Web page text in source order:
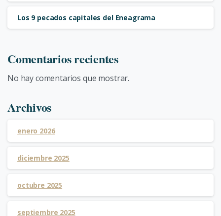
Los 9 pecados capitales del Eneagrama
Comentarios recientes
No hay comentarios que mostrar.
Archivos
enero 2026
diciembre 2025
octubre 2025
septiembre 2025